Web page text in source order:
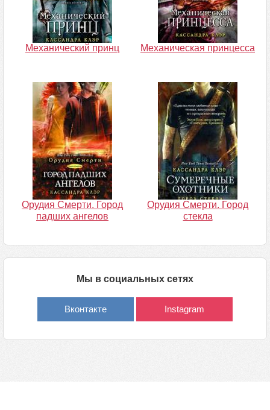
Механический принц Механическая принцесса
Орудия Смерти. Город
падших ангелов
Орудия Смерти. Город
стекла
Мы в социальных сетях
Вконтакте Instagram